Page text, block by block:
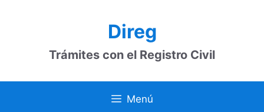
Direg
Trámites con el Registro Civil
Menú